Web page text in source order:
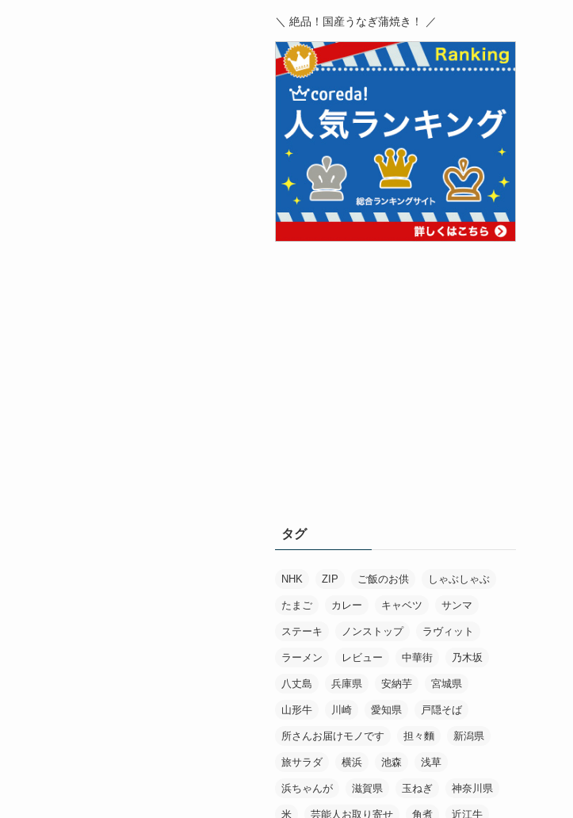
＼ 絶品！国産うなぎ蒲焼き！ ／
タグ
NHK ZIP ご飯のお供 しゃぶしゃぶ
たまご カレー キャベツ サンマ
ステーキ ノンストップ ラヴィット
ラーメン レビュー 中華街 乃木坂
八丈島 兵庫県 安納芋 宮城県
山形牛 川崎 愛知県 戸隠そば
所さんお届けモノです 担々麵 新潟県
旅サラダ 横浜 池森 浅草
浜ちゃんが 滋賀県 玉ねぎ 神奈川県
米 芸能人お取り寄せ 角煮 近江牛